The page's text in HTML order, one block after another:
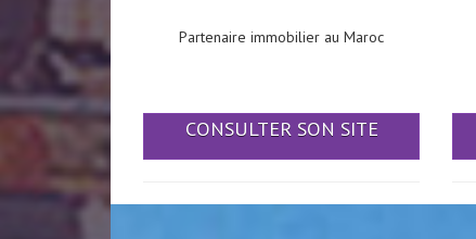
Partenaire immobilier au Maroc
CONSULTER SON SITE